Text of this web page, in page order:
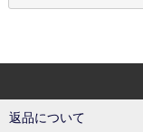
返品について